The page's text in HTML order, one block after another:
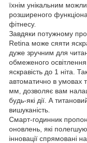
їхнім унікальним
розширеного
фітнесу.
Завдяки потужному
Retina може сяяти
дуже зручним для
обмеженого
яскравість до 1 ніта.
автоматично в умовах
мм, дозволяє вам
будь-які дії. А
вишуканість.
Смарт-годинник
оновлень, які
інновації спрямовані